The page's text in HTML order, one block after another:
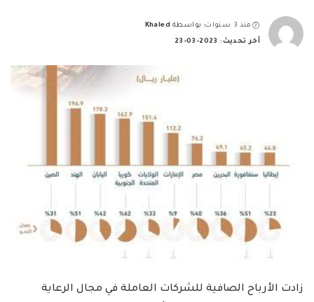
منذ 3 سنوات
Posted
by
بواسطة Khaled
آخر تحديث: 2023-03-23
زادت الأرباح الصافية للشركات العاملة في مجال الرعاية